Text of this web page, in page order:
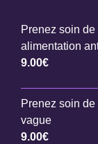
Prenez soin
alimentation
9.00€
Prenez soin
vague
9.00€